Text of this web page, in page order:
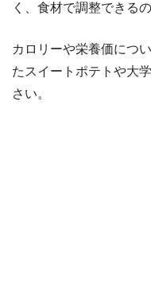
く、食材で調整できる
カロリーや栄養価につ
たスイートポテトや大
さい。